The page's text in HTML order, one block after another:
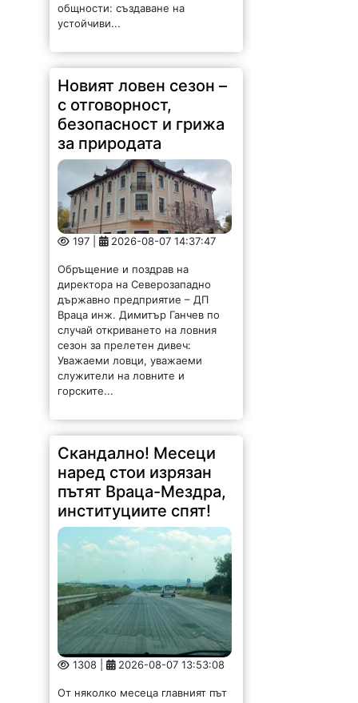
устойчиви...
Новият ловен сезон –
с отговорност,
безопасност и грижа
за природата
197 | 2026-08-07 14:37:47
директора на Северозападно
държавно предприятие – ДП
Враца инж. Димитър Ганчев по
случай откриването на ловния
сезон за прелетен дивеч:
Уважаеми ловци, уважаеми
служители на ловните и
горските...
Скандално! Месеци
наред стои изрязан
пътят Враца-Мездра,
институциите спят!
1308 | 2026-08-07 13:53:08
Враца-Мездра стои с премахнат